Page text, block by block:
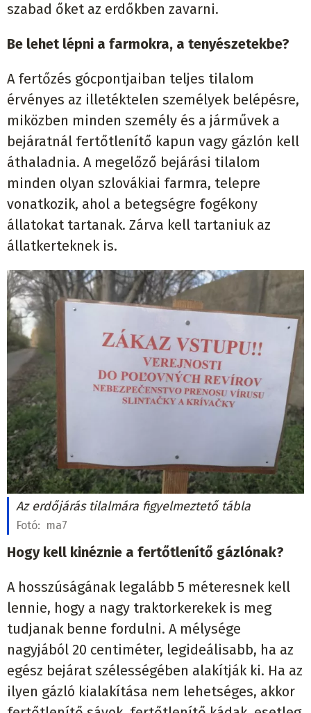
szabad őket az erdőkben zavarni.
Be lehet lépni a farmokra, a tenyészetekbe?
A fertőzés gócpontjaiban teljes tilalom
érvényes az illetéktelen személyek belépésre,
miközben minden személy és a járművek a
bejáratnál fertőtlenítő kapun vagy gázlón kell
áthaladnia. A megelőző bejárási tilalom
minden olyan szlovákiai farmra, telepre
vonatkozik, ahol a betegségre fogékony
állatokat tartanak. Zárva kell tartaniuk az
állatkerteknek is.
Az erdőjárás tilalmára figyelmeztető tábla
Fotó: ma7
Hogy kell kinéznie a fertőtlenítő gázlónak?
A hosszúságának legalább 5 méteresnek kell
lennie, hogy a nagy traktorkerekek is meg
tudjanak benne fordulni. A mélysége
nagyjából 20 centiméter, legideálisabb, ha az
egész bejárat szélességében alakítják ki. Ha az
ilyen gázló kialakítása nem lehetséges, akkor